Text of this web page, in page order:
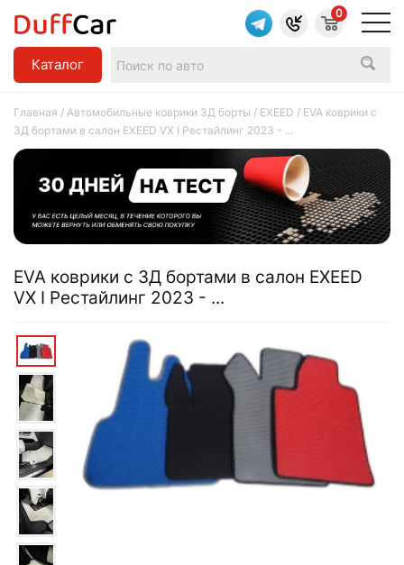
Каталог
0
Главная / Автомобильные коврики 3Д борты / EXEED / EVA коврики c
3Д бортами в салон EXEED VX I Рестайлинг 2023 - ...
EVA коврики c 3Д бортами в салон EXEED
VX I Рестайлинг 2023 - ...